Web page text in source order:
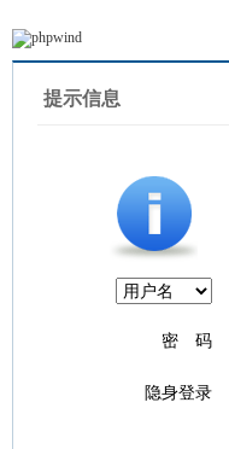
提示信息
密 码
隐身登录